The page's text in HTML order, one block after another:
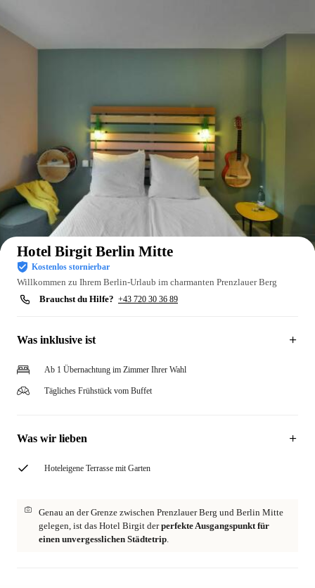
Auf der Karte anzeigen
Hotel Birgit Berlin Mitte
Kostenlos stornierbar
Willkommen zu Ihrem Berlin-Urlaub im charmanten Prenzlauer Berg
Brauchst du Hilfe? +43 720 30 36 89
Was inklusive ist
Ab 1 Übernachtung im Zimmer Ihrer Wahl
Tägliches Frühstück vom Buffet
Was wir lieben
Hoteleigene Terrasse mit Garten
Genau an der Grenze zwischen Prenzlauer Berg und Berlin Mitte
gelegen, ist das Hotel Birgit derperfekte Ausgangspunkt für
einen unvergesslichen Städtetrip.